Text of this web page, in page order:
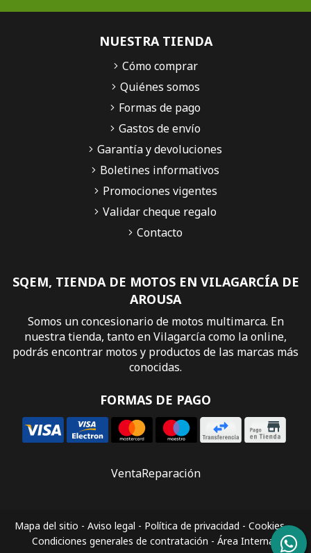
SQEM, TIENDA DE MOTOS EN VILAGARCÍA DE
AROUSA
Somos un concesionario de motos multimarca. En
nuestra tienda, tanto en Vilagarcía como la online,
podrás encontrar motos y productos de las marcas más
conocidas.
FORMAS DE PAGO
NUESTRA TIENDA
Cómo comprar
Quiénes somos
Formas de pago
Gastos de envío
Garantía y devoluciones
Boletines informativos
Promociones vigentes
Validar cheque regalo
Contacto
VentaReparación
Mapa del sitio - Aviso legal - Política de privacidad - Cookies-
Condiciones generales de contratación - Área Interna